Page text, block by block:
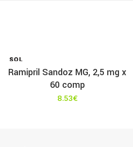
SOL
T
Ramipril Sandoz MG, 2,5 mg x
60 comp
8.53€